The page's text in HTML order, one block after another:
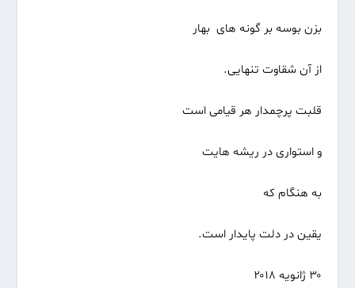
بزن بوسه بر گونه های بهار
از آن شقاوت تنهایی.
قلبت پرچمدار هر قیامی است
و استواری در ریشه هایت
به هنگام که
یقین در دلت پایدار است.
۳۰ ژانویه ۲۰۱۸